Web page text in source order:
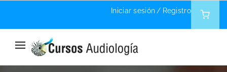
Iniciar sesión / Registro
Author: Carlos Torres Cleries